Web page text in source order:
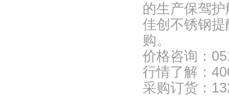
的生产保驾
佳创不锈钢
购。
价格咨询：
行情了解：
采购订货：